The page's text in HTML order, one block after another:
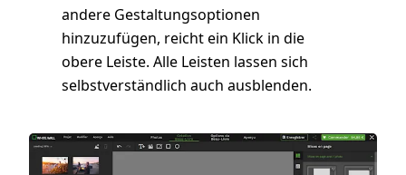
andere Gestaltungsoptionen
hinzuzufügen, reicht ein Klick in die
obere Leiste. Alle Leisten lassen sich
selbstverständlich auch ausblenden.